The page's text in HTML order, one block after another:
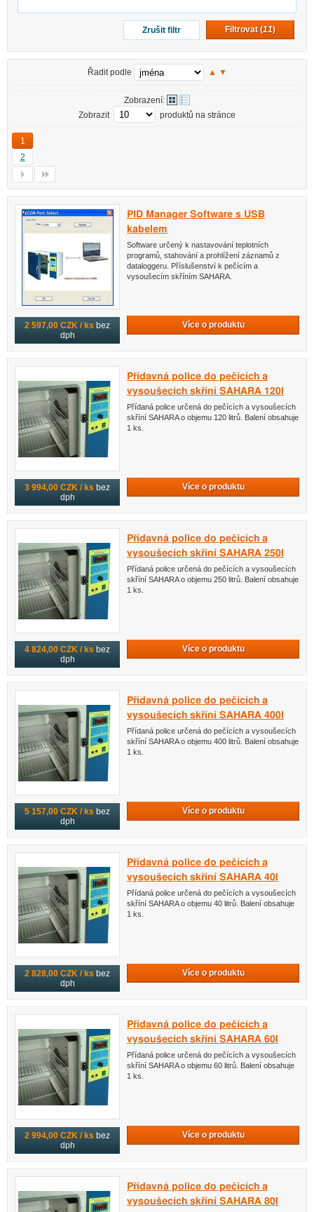
Zrušit filtr Filtrovat (11)
Řadit podle ▲ ▼
Zobrazení:
Zobrazit
produktů na stránce
1
2
2 597,00 CZK / ks bez
dph
PID Manager Software s USB
kabelem
Software určený k nastavování teplotních
programů, stahování a prohlížení záznamů z
dataloggeru. Příslušenství k pečícím a
vysoušecím skříním SAHARA.
Více o produktu
3 994,00 CZK / ks bez
dph
Přídavná police do pečících a
vysoušecích skříní SAHARA 120l
Přídaná police určená do pečících a vysoušecích
skříní SAHARA o objemu 120 litrů. Balení obsahuje
1 ks.
Více o produktu
4 824,00 CZK / ks bez
dph
Přídavná police do pečících a
vysoušecích skříní SAHARA 250l
Přídaná police určená do pečících a vysoušecích
skříní SAHARA o objemu 250 litrů. Balení obsahuje
1 ks.
Více o produktu
5 157,00 CZK / ks bez
dph
Přídavná police do pečících a
vysoušecích skříní SAHARA 400l
Přídaná police určená do pečících a vysoušecích
skříní SAHARA o objemu 400 litrů. Balení obsahuje
1 ks.
Více o produktu
2 828,00 CZK / ks bez
dph
Přídavná police do pečících a
vysoušecích skříní SAHARA 40l
Přídaná police určená do pečících a vysoušecích
skříní SAHARA o objemu 40 litrů. Balení obsahuje
1 ks.
Více o produktu
2 994,00 CZK / ks bez
dph
Přídavná police do pečících a
vysoušecích skříní SAHARA 60l
Přídaná police určená do pečících a vysoušecích
skříní SAHARA o objemu 60 litrů. Balení obsahuje
1 ks.
Více o produktu
Přídavná police do pečících a
vysoušecích skříní SAHARA 80l